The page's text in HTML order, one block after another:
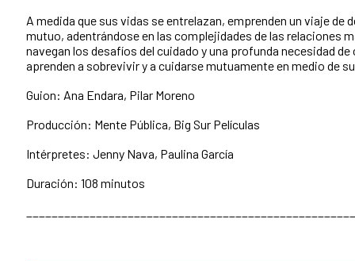
A medida que sus vidas se entrelazan, emprenden un viaje de
mutuo, adentrándose en las complejidades de las relaciones
navegan los desafíos del cuidado y una profunda necesidad
aprenden a sobrevivir y a cuidarse mutuamente en medio de
Guion: Ana Endara, Pilar Moreno
Producción: Mente Pública, Big Sur Películas
Intérpretes: Jenny Nava, Paulina García
Duración: 108 minutos